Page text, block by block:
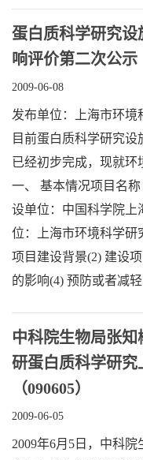
蛋白质科学研究
响评价第二次公示
2009-06-08
发布单位：上海市环境
目前蛋白质科学研究
已经初步完成，现就环
一、 基本情况项目名
设单位：中国科学院上
位：上海市环境科学研
项目建设背景(2) 建设
的影响(4) 预防或者减
中科院生物局张
研蛋白质科学研
（090605）
2009-06-05
2009年6月5日，中科